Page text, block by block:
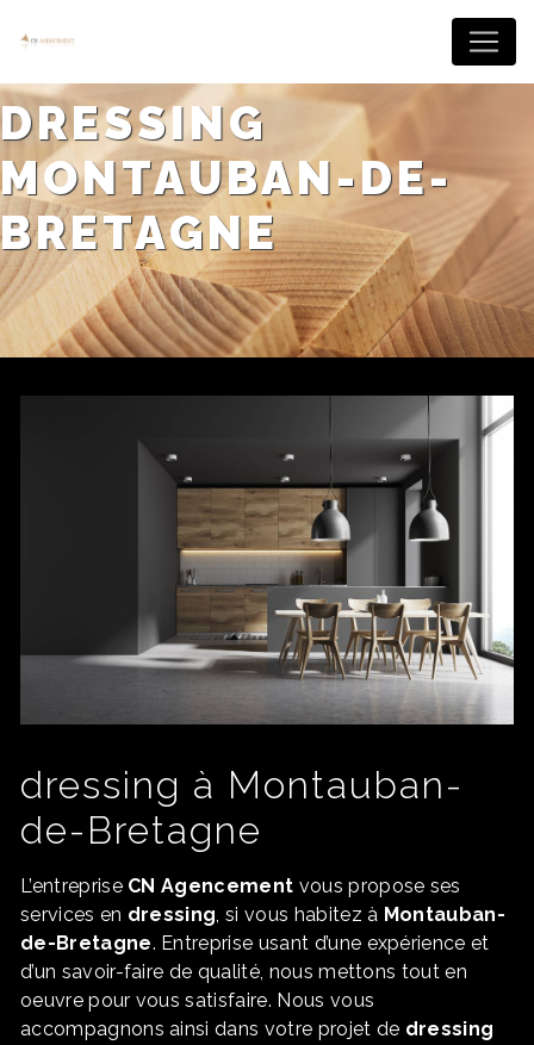
DRESSING
MONTAUBAN-DE-
BRETAGNE
dressing à Montauban-
de-Bretagne
L’entreprise CN Agencement vous propose ses
services en dressing, si vous habitez à Montauban-
de-Bretagne. Entreprise usant d’une expérience et
d’un savoir-faire de qualité, nous mettons tout en
oeuvre pour vous satisfaire. Nous vous
accompagnons ainsi dans votre projet de dressing